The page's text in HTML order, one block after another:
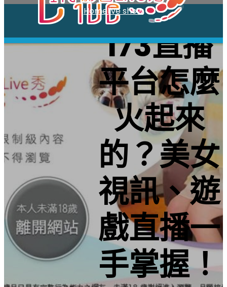
要
Homelive show
173直播
平台怎麼
火起來
的？美女
視訊、遊
戲直播一
手掌握！